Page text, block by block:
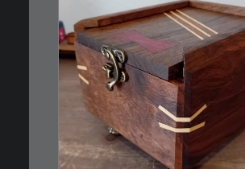
€39,00
Eine kleine, simple Schatulle
aus Nussbaum…